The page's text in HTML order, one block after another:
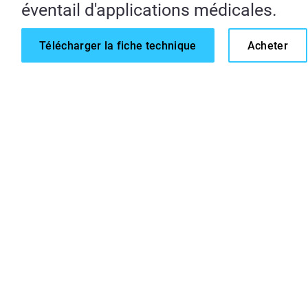
éventail d'applications médicales.
Télécharger la fiche technique Acheter